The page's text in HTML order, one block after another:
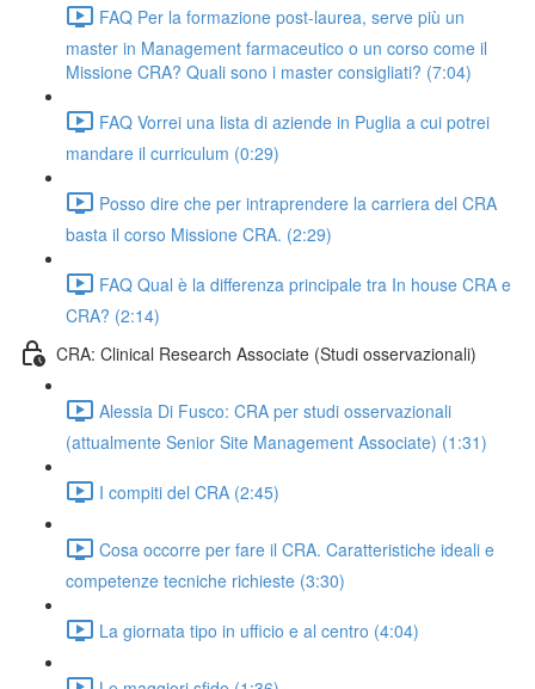
FAQ Per la formazione post-laurea, serve più un
master in Management farmaceutico o un corso come il
Missione CRA? Quali sono i master consigliati? (7:04)
FAQ Vorrei una lista di aziende in Puglia a cui potrei
mandare il curriculum (0:29)
Posso dire che per intraprendere la carriera del CRA
basta il corso Missione CRA. (2:29)
FAQ Qual è la differenza principale tra In house CRA e
CRA? (2:14)
CRA: Clinical Research Associate (Studi osservazionali)
Alessia Di Fusco: CRA per studi osservazionali
(attualmente Senior Site Management Associate) (1:31)
I compiti del CRA (2:45)
Cosa occorre per fare il CRA. Caratteristiche ideali e
competenze tecniche richieste (3:30)
La giornata tipo in ufficio e al centro (4:04)